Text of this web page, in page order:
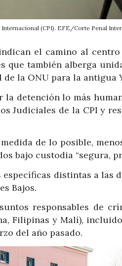
(CPI). EFE/Corte Penal
el camino al centro
que también alberga
la ONU para la antigua
la detención lo más
Judiciales de la CPI y
de lo posible,
bajo custodia “segura,
distintas a las
Bajos.
responsables de
Filipinas y Malí),
del año pasado.